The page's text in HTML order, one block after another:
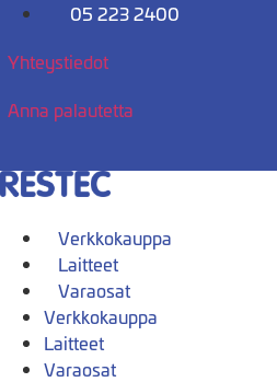
Mene
05 223 2400
Yhteystiedot
Anna palautetta
Verkkokauppa
Laitteet
Varaosat
Verkkokauppa
Laitteet
Varaosat